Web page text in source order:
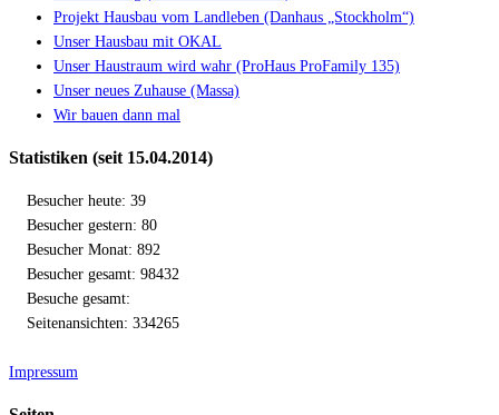
Projekt Hausbau vom Landleben (Danhaus „Stockholm“)
Unser Hausbau mit OKAL
Unser Haustraum wird wahr (ProHaus ProFamily 135)
Unser neues Zuhause (Massa)
Wir bauen dann mal
Statistiken (seit 15.04.2014)
Besucher heute: 39
Besucher gestern: 80
Besucher Monat: 892
Besucher gesamt: 98432
Besuche gesamt:
Seitenansichten: 334265
Impressum